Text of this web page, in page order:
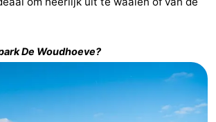
De Woudhoeve?